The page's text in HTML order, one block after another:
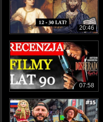
20:46
07:58